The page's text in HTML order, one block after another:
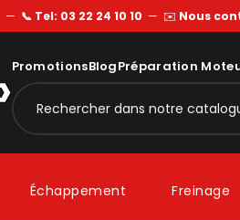
— 📞 Tel: 03 22 24 10 10 — ✉️ Nous
PromotionsBlogPréparation
Échappement Freinage